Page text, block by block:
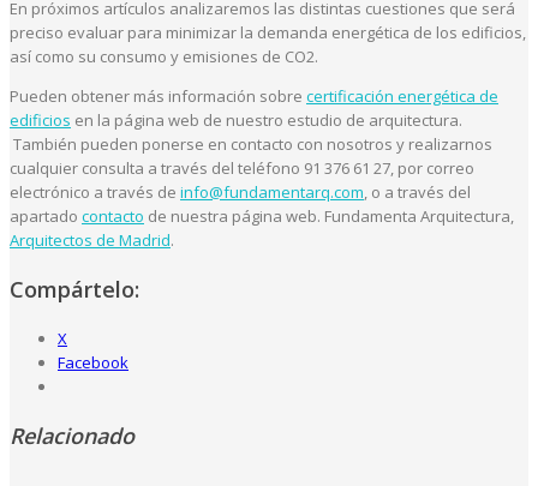
En próximos artículos analizaremos las distintas cuestiones que será
preciso evaluar para minimizar la demanda energética de los edificios,
así como su consumo y emisiones de CO2.
Pueden obtener más información sobre certificación energética de
edificios en la página web de nuestro estudio de arquitectura.
También pueden ponerse en contacto con nosotros y realizarnos
cualquier consulta a través del teléfono 91 376 61 27, por correo
electrónico a través de info@fundamentarq.com, o a través del
apartado contacto de nuestra página web. Fundamenta Arquitectura,
Arquitectos de Madrid.
Compártelo:
X
Facebook
Relacionado